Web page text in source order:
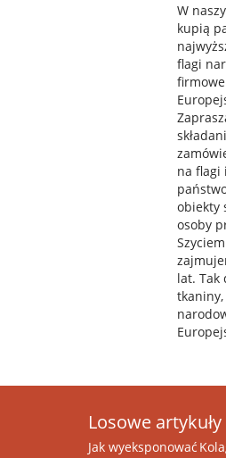
W
kupią
flagi
na flagi
obiekty
osoby
lat. Tak
Losowe artykuły
Jak wyeksponować